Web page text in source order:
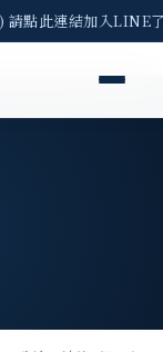
點此連結加入